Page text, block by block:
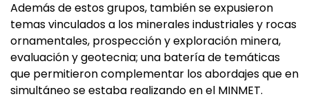
Además de estos grupos, también se expusieron
temas vinculados a los minerales industriales y rocas
ornamentales, prospección y exploración minera,
evaluación y geotecnia; una batería de temáticas
que permitieron complementar los abordajes que en
simultáneo se estaba realizando en el MINMET.